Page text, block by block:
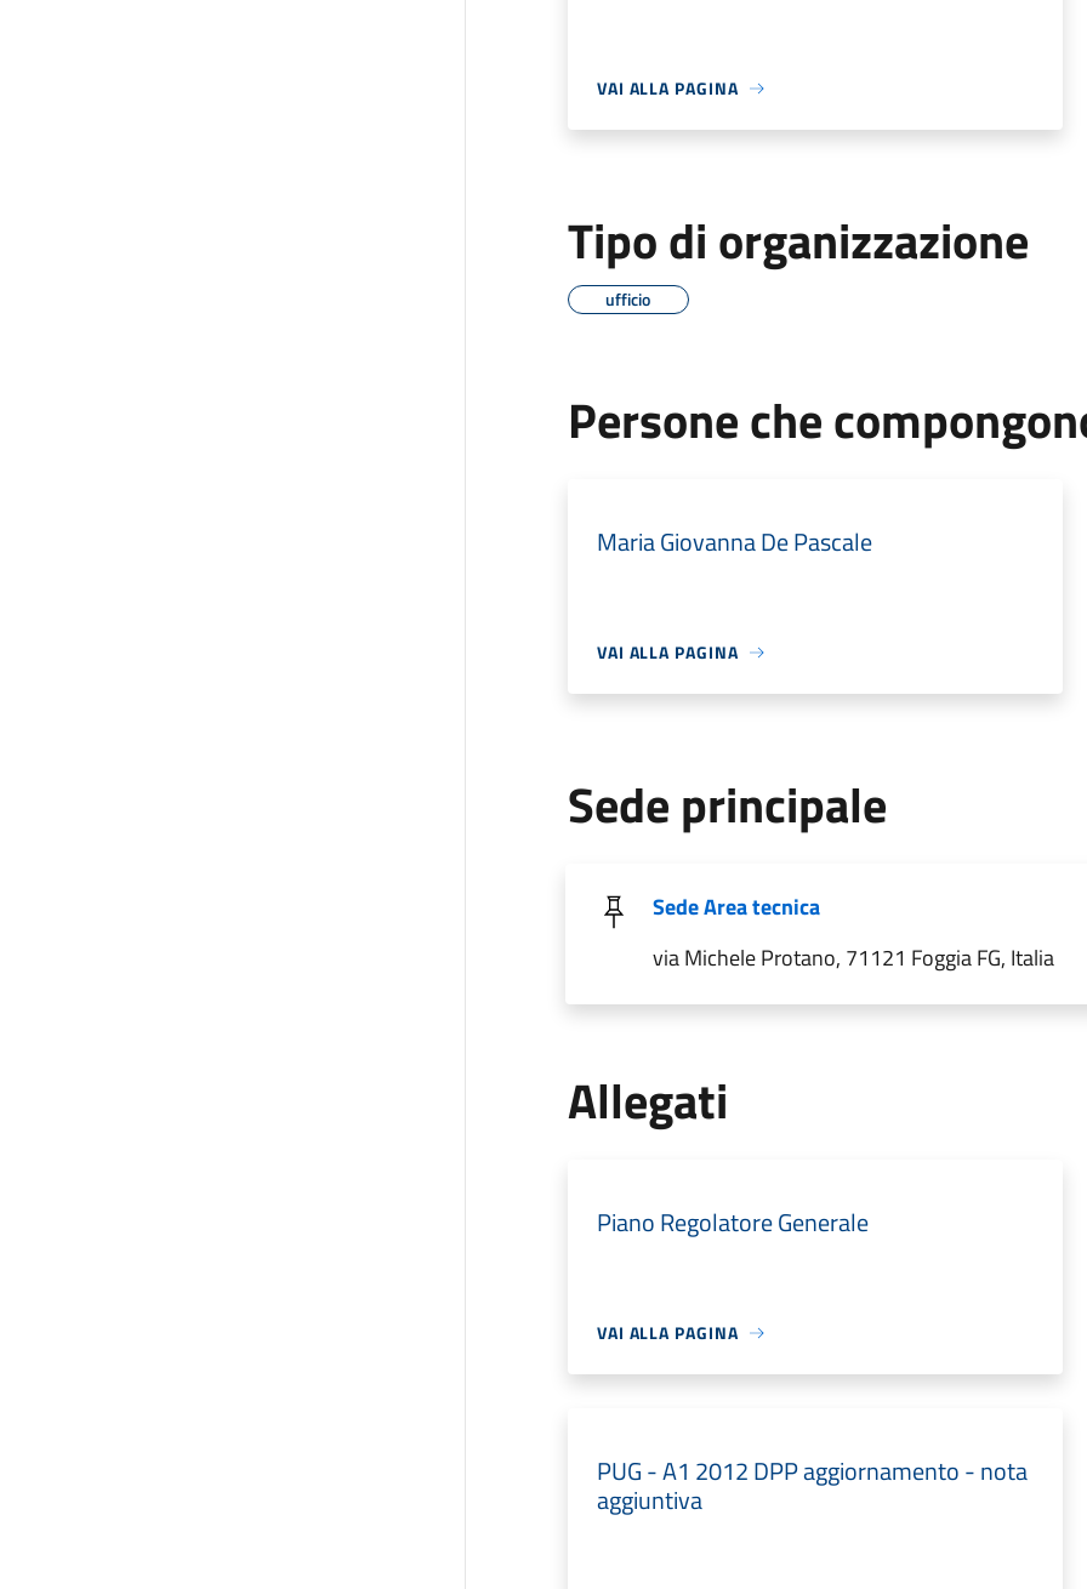
VAI ALLA PAGINA
Tipo di organizzazione
ufficio
Persone che
Maria Giovanna De Pascale
VAI ALLA PAGINA
Sede principale
Sede Area tecnica
via Michele Protano, 71121 Foggia FG, Italia
Allegati
Piano Regolatore Generale
VAI ALLA PAGINA
PUG - A1 2012 DPP aggiornamento - nota
aggiuntiva